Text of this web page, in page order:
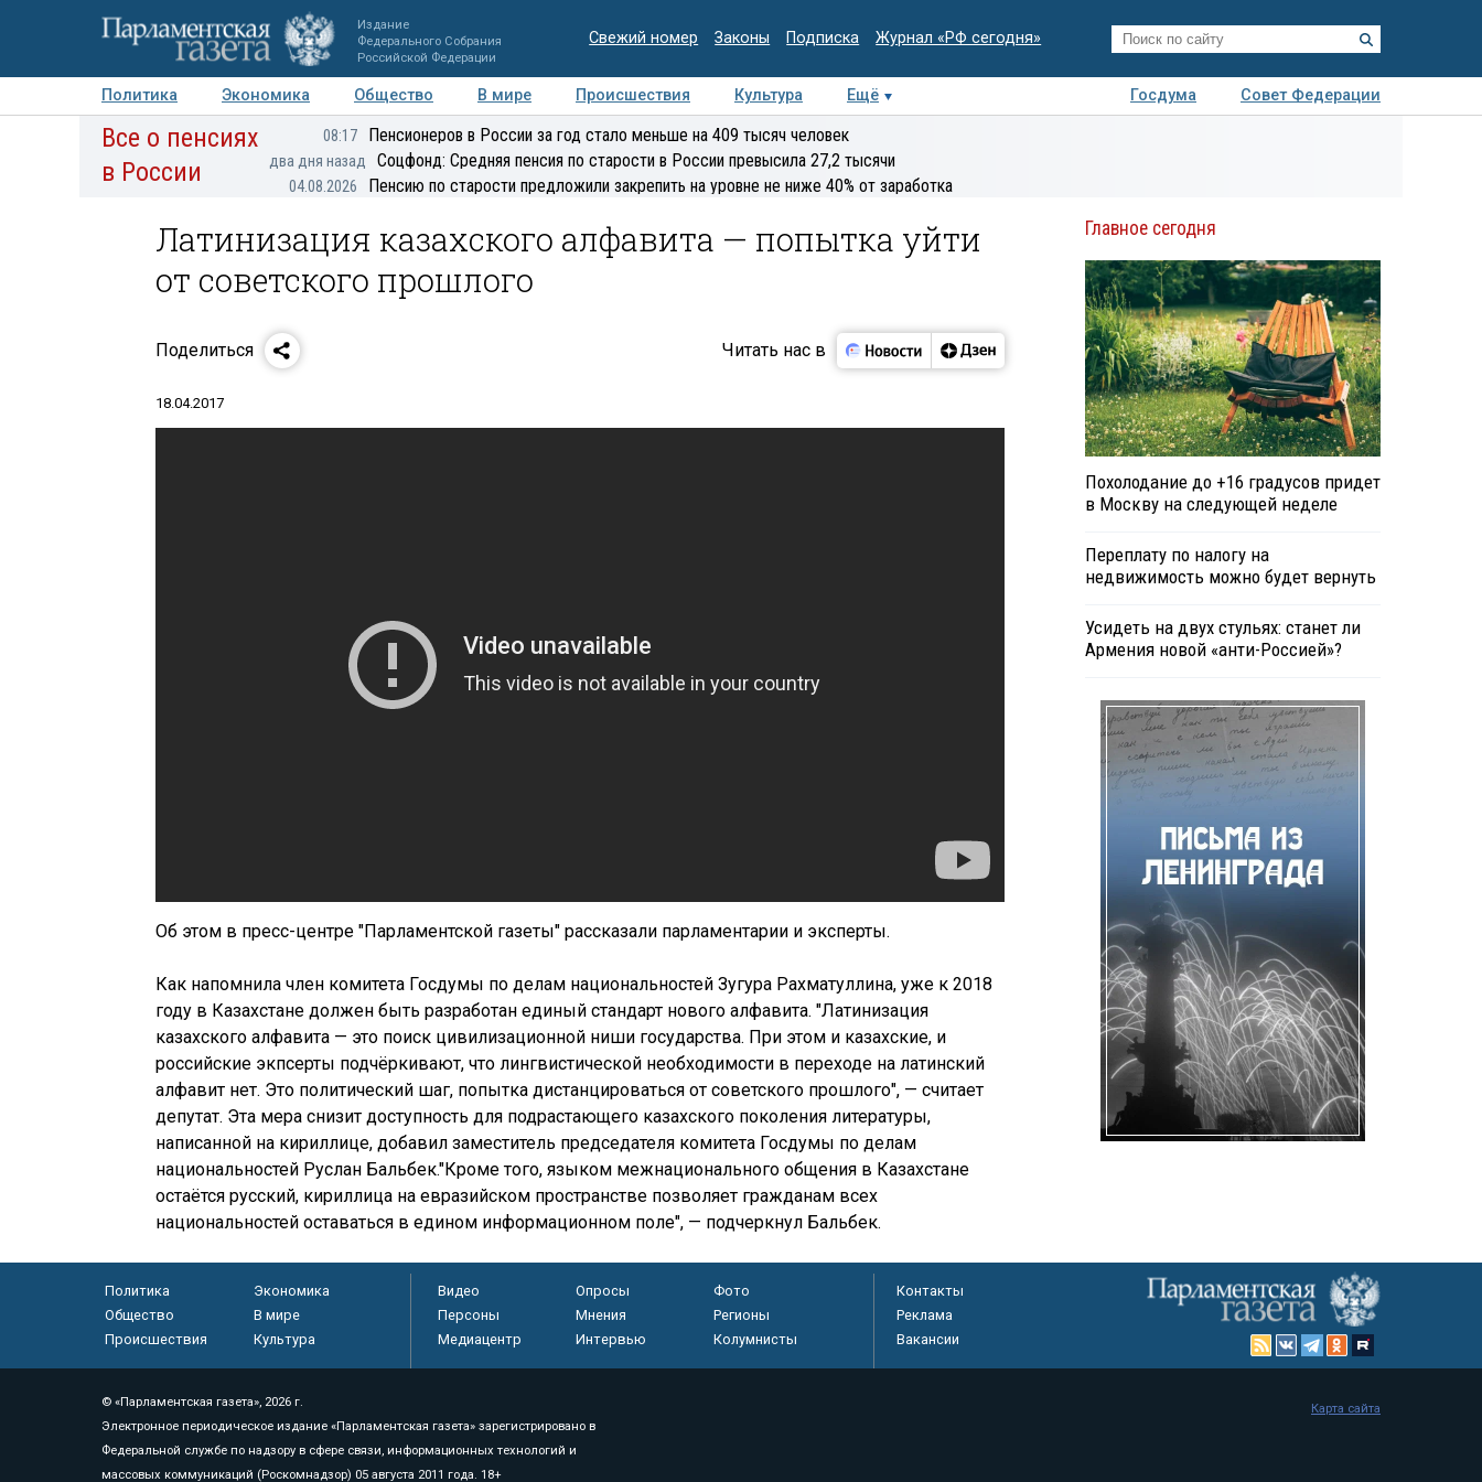
Издание
Федерального Собрания
Российской Федерации
Свежий номер Законы Подписка Журнал «РФ сегодня»
Политика Экономика Общество В мире Происшествия Культура Ещё Госдума
Совет Федерации
Авторы Персоны Мнения Регионы Медиацентр Интервью Колумнисты
Все о пенсиях
в России
08:17 Пенсионеров в России за год стало меньше на 409 тысяч человек
два дня назад Соцфонд: Средняя пенсия по старости в России превысила 27,2 тысячи
04.08.2026 Пенсию по старости предложили закрепить на уровне не ниже 40% от заработка
Латинизация казахского алфавита — попытка уйти
от советского прошлого
Поделиться Читать нас в
18.04.2017
Об этом в пресс-центре "Парламентской газеты" рассказали парламентарии и эксперты.
Как напомнила член комитета Госдумы по делам национальностей Зугура Рахматуллина, уже к 2018
году в Казахстане должен быть разработан единый стандарт нового алфавита. "Латинизация
казахского алфавита — это поиск цивилизационной ниши государства. При этом и казахские, и
российские экпсерты подчёркивают, что лингвистической необходимости в переходе на латинский
алфавит нет. Это политический шаг, попытка дистанцироваться от советского прошлого", — считает
депутат. Эта мера снизит доступность для подрастающего казахского поколения литературы,
написанной на кириллице, добавил заместитель председателя комитета Госдумы по делам
национальностей Руслан Бальбек."Кроме того, языком межнационального общения в Казахстане
остаётся русский, кириллица на евразийском пространстве позволяет гражданам всех
национальностей оставаться в едином информационном поле", — подчеркнул Бальбек.
Главное сегодня
Похолодание до +16 градусов придет
в Москву на следующей неделе
Переплату по налогу на
недвижимость можно будет вернуть
Усидеть на двух стульях: станет ли
Армения новой «анти-Россией»?
Политика
Экономика
Общество
В мире
Происшествия
Культура
Видео Опросы
Фото
Персоны
Мнения
Регионы
Медиацентр
Интервью Колумнисты
Контакты
Реклама
Вакансии
© «Парламентская газета», 2026 г.
Электронное периодическое издание «Парламентская газета» зарегистрировано в
Федеральной службе по надзору в сфере связи, информационных технологий и
массовых коммуникаций (Роскомнадзор) 05 августа 2011 года. 18+
Карта сайта